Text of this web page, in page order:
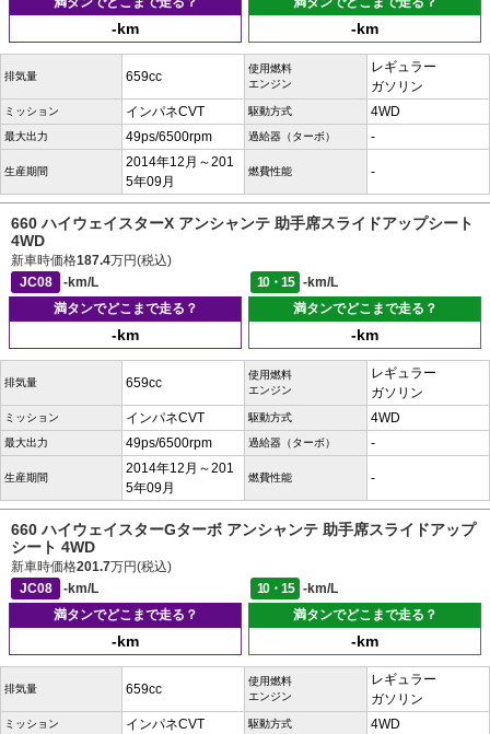
-km -km
排気量 659cc
使用燃料
エンジン
レギュラー
ガソリン
ミッション インパネCVT 駆動方式 4WD
最大出力 49ps/6500rpm 過給器（ターボ） -
生産期間
2014年12月～201
5年09月
燃費性能 -
660 ハイウェイスターX アンシャンテ 助手席スライドアップシート
4WD
新車時価格187.4万円(税込)
JC08
-km/L 10・15
-km/L
満タンでどこまで走る？
-km
満タンでどこまで走る？
-km
排気量 659cc
使用燃料
エンジン
レギュラー
ガソリン
ミッション インパネCVT 駆動方式 4WD
最大出力 49ps/6500rpm 過給器（ターボ） -
生産期間
2014年12月～201
5年09月
燃費性能 -
660 ハイウェイスターGターボ アンシャンテ 助手席スライドアップ
シート 4WD
新車時価格201.7万円(税込)
JC08
-km/L 10・15
-km/L
満タンでどこまで走る？
-km
満タンでどこまで走る？
-km
排気量 659cc
使用燃料
エンジン
レギュラー
ガソリン
ミッション インパネCVT 駆動方式 4WD